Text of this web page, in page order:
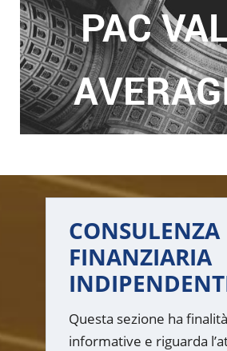
PAC
CONSULENZA
FINANZIARIA
Questa sezione ha finalità
informative e riguarda